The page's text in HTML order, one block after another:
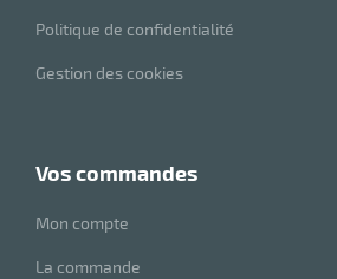
Politique de confidentialité
Gestion des cookies
vos commandes
Mon compte
La commande